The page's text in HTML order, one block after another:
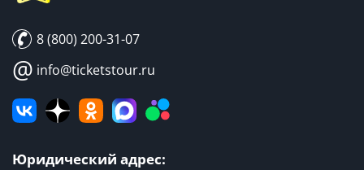
8 (800) 200-31-07
@ info@ticketstour.ru
Юридический адрес: